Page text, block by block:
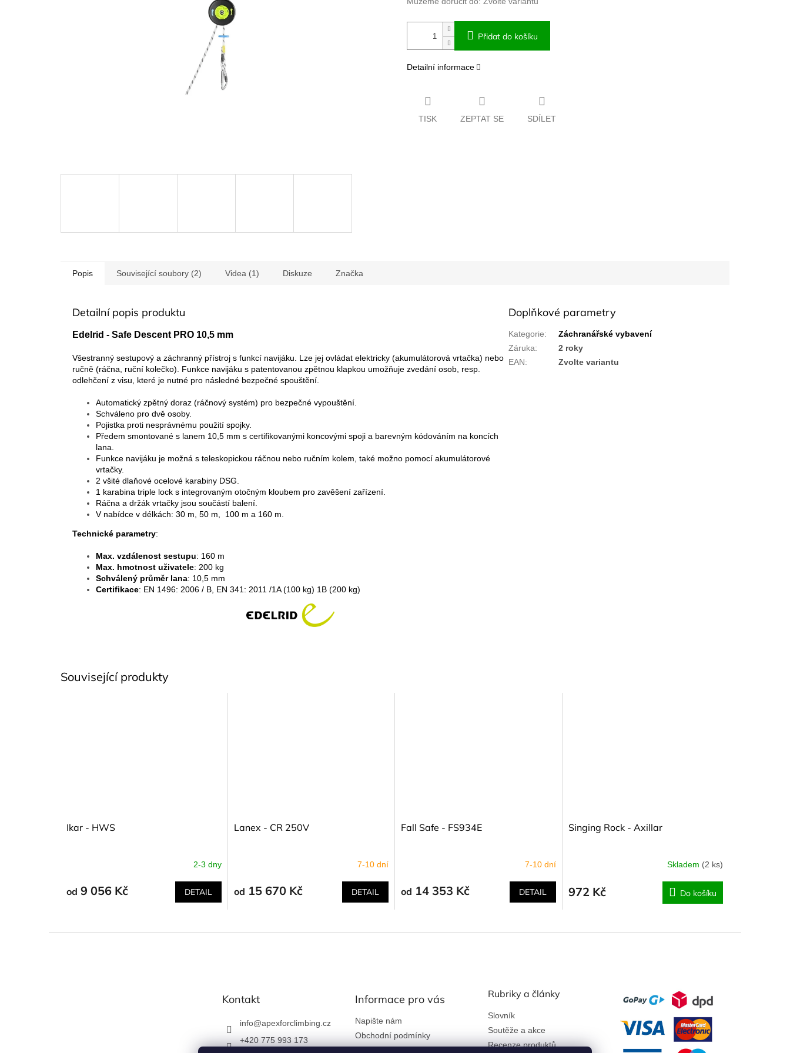
Přidat do košíku
Detailní informace
TISK ZEPTAT SE SDÍLET
Související produkty
Ikar - HWS
2-3 dny
od 9 056 Kč DETAIL
Lanex - CR 250V
7-10 dní
od 15 670 Kč DETAIL
Fall Safe - FS934E
7-10 dní
od 14 353 Kč DETAIL
Singing Rock - Axillar
Skladem (2 ks)
972 Kč Do košíku
Popis Související soubory (2) Videa (1) Diskuze Značka
Detailní popis produktu
Edelrid - Safe Descent PRO 10,5 mm
Všestranný sestupový a záchranný přístroj s funkcí navijáku. Lze jej ovládat elektricky (akumulátorová vrtačka) nebo
ručně (ráčna, ruční kolečko). Funkce navijáku s patentovanou zpětnou klapkou umožňuje zvedání osob, resp.
odlehčení z visu, které je nutné pro následné bezpečné spouštění.
Automatický zpětný doraz (ráčnový systém) pro bezpečné vypouštění.
Schváleno pro dvě osoby.
Pojistka proti nesprávnému použití spojky.
Předem smontované s lanem 10,5 mm s certifikovanými koncovými spoji a barevným kódováním na koncích
lana.
Funkce navijáku je možná s teleskopickou ráčnou nebo ručním kolem, také možno pomocí akumulátorové
vrtačky.
2 všité dlaňové ocelové karabiny DSG.
1 karabina triple lock s integrovaným otočným kloubem pro zavěšení zařízení.
Ráčna a držák vrtačky jsou součástí balení.
V nabídce v délkách: 30 m, 50 m, 100 m a 160 m.
Technické parametry:
Max. vzdálenost sestupu: 160 m
Max. hmotnost uživatele: 200 kg
Schválený průměr lana: 10,5 mm
Certifikace: EN 1496: 2006 / B, EN 341: 2011 /1A (100 kg) 1B (200 kg)
Doplňkové parametry
Kategorie:
Záchranářské vybavení
Záruka:
2 roky
EAN: Zvolte variantu
Kontakt
info@apexforclimbing.cz
+420 775 993 173
Informace pro vás
Napište nám
Obchodní podmínky
Rubriky a články
Slovník
Soutěže a akce
Recenze produktů